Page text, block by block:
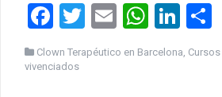
F
ce
T
wi
tt
E
m
W
Li
n
ke
Clown Terapéutico en Barcelona,
vivenciados